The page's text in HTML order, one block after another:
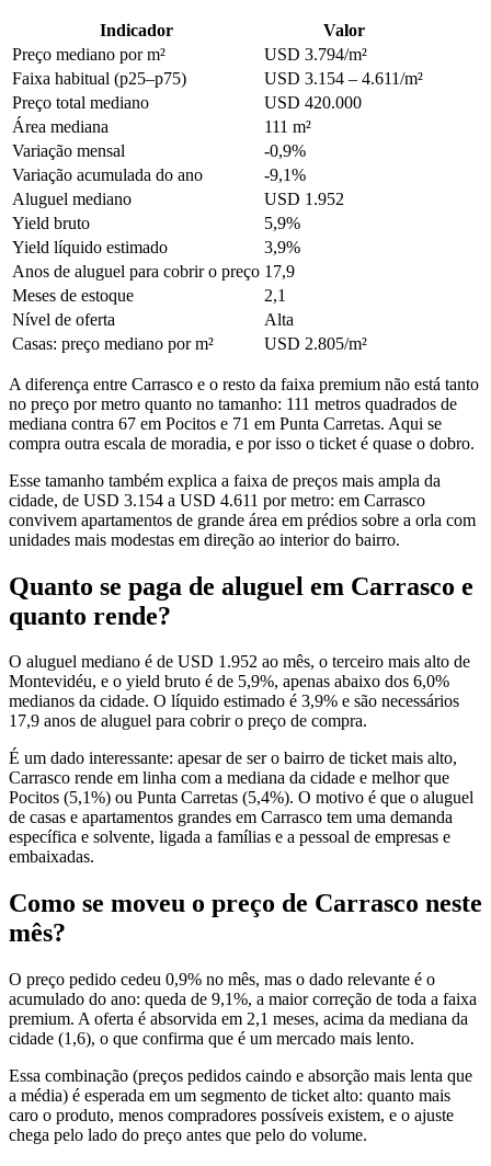
Indicador
Valor
Preço mediano por m²
USD 3.794/m²
Faixa habitual (p25–p75)
USD 3.154 – 4.611/m²
Preço total mediano
USD 420.000
Área mediana
111 m²
Variação mensal
-0,9%
Variação acumulada do ano
-9,1%
Aluguel mediano
USD 1.952
Yield bruto
5,9%
Yield líquido estimado
3,9%
Anos de aluguel para cobrir o preço 17,9
Meses de estoque
2,1
Nível de oferta
Alta
Casas: preço mediano por m²
USD 2.805/m²
A diferença entre Carrasco e o resto da faixa premium não está tanto
no preço por metro quanto no tamanho: 111 metros quadrados de
mediana contra 67 em Pocitos e 71 em Punta Carretas. Aqui se
compra outra escala de moradia, e por isso o ticket é quase o dobro.
Esse tamanho também explica a faixa de preços mais ampla da
cidade, de USD 3.154 a USD 4.611 por metro: em Carrasco
convivem apartamentos de grande área em prédios sobre a orla com
unidades mais modestas em direção ao interior do bairro.
Quanto se paga de aluguel em Carrasco e
quanto rende?
O aluguel mediano é de USD 1.952 ao mês, o terceiro mais alto de
Montevidéu, e o yield bruto é de 5,9%, apenas abaixo dos 6,0%
medianos da cidade. O líquido estimado é 3,9% e são necessários
17,9 anos de aluguel para cobrir o preço de compra.
É um dado interessante: apesar de ser o bairro de ticket mais alto,
Carrasco rende em linha com a mediana da cidade e melhor que
Pocitos (5,1%) ou Punta Carretas (5,4%). O motivo é que o aluguel
de casas e apartamentos grandes em Carrasco tem uma demanda
específica e solvente, ligada a famílias e a pessoal de empresas e
embaixadas.
Como se moveu o preço de Carrasco neste
mês?
O preço pedido cedeu 0,9% no mês, mas o dado relevante é o
acumulado do ano: queda de 9,1%, a maior correção de toda a faixa
premium. A oferta é absorvida em 2,1 meses, acima da mediana da
cidade (1,6), o que confirma que é um mercado mais lento.
Essa combinação (preços pedidos caindo e absorção mais lenta que
a média) é esperada em um segmento de ticket alto: quanto mais
caro o produto, menos compradores possíveis existem, e o ajuste
chega pelo lado do preço antes que pelo do volume.